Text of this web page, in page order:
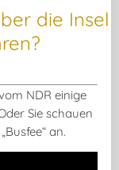
die Insel
NDR einige
Sie schauen
an.